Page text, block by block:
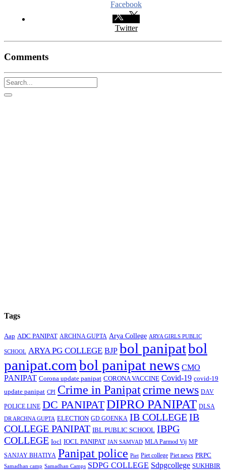
Facebook
Twitter
Comments
Tags
Aap ADC PANIPAT ARCHNA GUPTA Arya College ARYA GIRLS PUBLIC
SCHOOL ARYA PG COLLEGE BJP bol panipatbol
panipat.combol panipat news CMO
PANIPAT Corona update panipat CORONA VACCINE Covid-19 covid-19
update panipat CPI Crime in Panipatcrime news DAV
POLICE LINE DC PANIPATDIPRO PANIPAT DLSA
DR ARCHNA GUPTA ELECTION GD GOENKA IB COLLEGEIB
COLLEGE PANIPAT IBL PUBLIC SCHOOL IBPG
COLLEGE Iocl IOCL PANIPAT JAN SAMVAD MLA Parmod Vij MP
SANJAY BHATIYA Panipat police Piet Piet college Piet news PRPC
Samadhan camp Samadhan Camps SDPG COLLEGE Sdpgcollege SUKHBIR